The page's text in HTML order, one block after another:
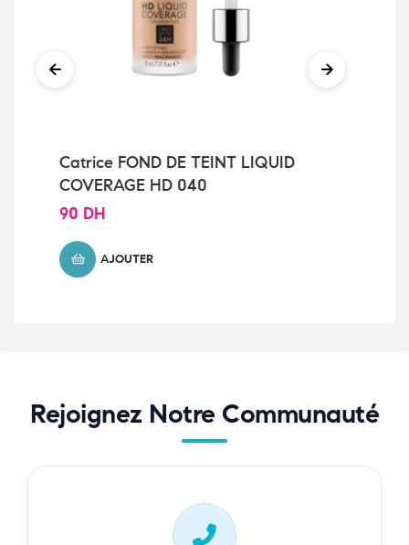
Catrice FOND DE TEINT LIQUID
COVERAGE HD 040
90 DH
AJOUTER
Rejoignez Notre Communauté